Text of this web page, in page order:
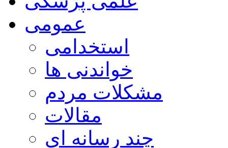
عمومی
استخدامی
خواندنی ها
مشکلات مردم
مقالات
چند رسانه ای